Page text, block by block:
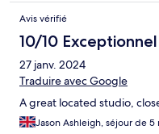
Avis vérifié
10/10 Exceptionnel
27 janv. 2024
Traduire avec Google
A great located studio,
Jason Ashleigh, séjour de 5